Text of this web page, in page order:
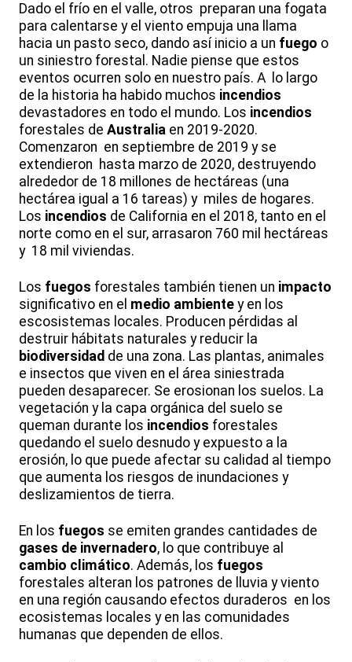
Dado el frío en el valle, otros preparan una fogata
para calentarse y el viento empuja una llama
hacia un pasto seco, dando así inicio a un fuego o
un siniestro forestal. Nadie piense que estos
eventos ocurren solo en nuestro país. A lo largo
de la historia ha habido muchos incendios
devastadores en todo el mundo. Los incendios
forestales de Australia en 2019-2020.
Comenzaron en septiembre de 2019 y se
extendieron hasta marzo de 2020, destruyendo
alrededor de 18 millones de hectáreas (una
hectárea igual a 16 tareas) y miles de hogares.
Los incendios de California en el 2018, tanto en el
norte como en el sur, arrasaron 760 mil hectáreas
y 18 mil viviendas.
Los fuegos forestales también tienen un impacto
significativo en el medio ambiente y en los
escosistemas locales. Producen pérdidas al
destruir hábitats naturales y reducir la
biodiversidad de una zona. Las plantas, animales
e insectos que viven en el área siniestrada
pueden desaparecer. Se erosionan los suelos. La
vegetación y la capa orgánica del suelo se
queman durante los incendios forestales
quedando el suelo desnudo y expuesto a la
erosión, lo que puede afectar su calidad al tiempo
que aumenta los riesgos de inundaciones y
deslizamientos de tierra.
En los fuegos se emiten grandes cantidades de
gases de invernadero, lo que contribuye al
cambio climático. Además, los fuegos
forestales alteran los patrones de lluvia y viento
en una región causando efectos duraderos en los
ecosistemas locales y en las comunidades
humanas que dependen de ellos.